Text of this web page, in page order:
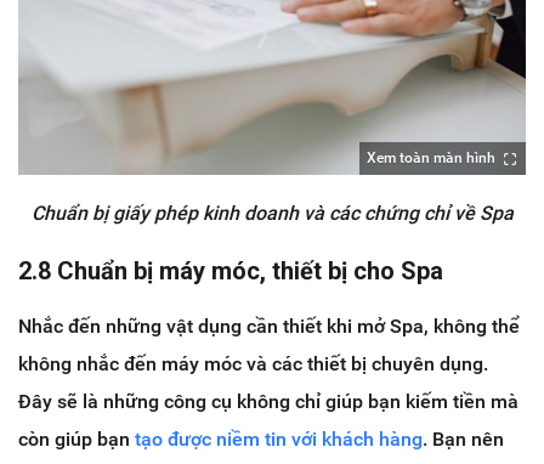
Xem toàn màn hình
Chuẩn bị giấy phép kinh doanh và các chứng chỉ về Spa
2.8 Chuẩn bị máy móc, thiết bị cho Spa
Nhắc đến những vật dụng cần thiết khi mở Spa, không thể
không nhắc đến máy móc và các thiết bị chuyên dụng.
Đây sẽ là những công cụ không chỉ giúp bạn kiếm tiền mà
còn giúp bạn tạo được niềm tin với khách hàng. Bạn nên